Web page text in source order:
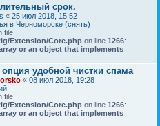
срок.
« 25 июл 2018, 15:52
в Черноморске (снять)
file
Extension/Core.php on line 1266:
or an object that implements
удобной чистки спама
« 08 июл 2018, 19:28
file
Extension/Core.php on line 1266:
or an object that implements